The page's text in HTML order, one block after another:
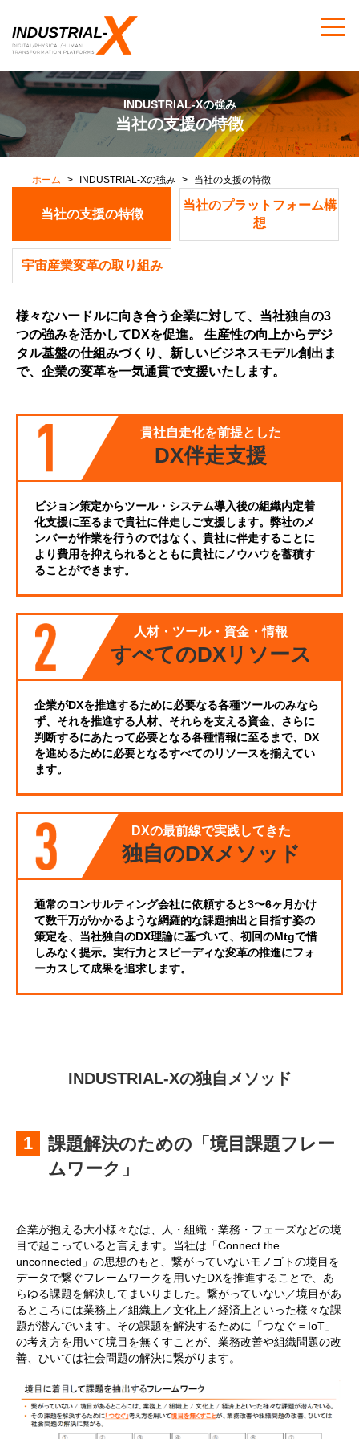
INDUSTRIAL-Xの強み
当社の支援の特徴
ホーム INDUSTRIAL-Xの強み 当社の支援の特徴
当社の支援の特徴
当社のプラットフォーム構
想
宇宙産業変革の取り組み
様々なハードルに向き合う企業に対して、当社独自の3
つの強みを活かしてDXを促進。 生産性の向上からデジ
タル基盤の仕組みづくり、新しいビジネスモデル創出ま
で、企業の変革を一気通貫で支援いたします。
貴社自走化を前提とした
DX伴走支援
ビジョン策定からツール・システム導入後の組織内定着
化支援に至るまで貴社に伴走しご支援します。弊社のメ
ンバーが作業を行うのではなく、貴社に伴走することに
より費用を抑えられるとともに貴社にノウハウを蓄積す
ることができます。
人材・ツール・資金・情報
すべてのDXリソース
企業がDXを推進するために必要なる各種ツールのみなら
ず、それを推進する人材、それらを支える資金、さらに
判断するにあたって必要となる各種情報に至るまで、DX
を進めるために必要となるすべてのリソースを揃えてい
ます。
DXの最前線で実践してきた
独自のDXメソッド
通常のコンサルティング会社に依頼すると3〜6ヶ月かけ
て数千万がかかるような網羅的な課題抽出と目指す姿の
策定を、当社独自のDX理論に基づいて、初回のMtgで惜
しみなく提示。実行力とスピーディな変革の推進にフォ
ーカスして成果を追求します。
INDUSTRIAL-Xの独自メソッド
課題解決のための「境目課題フレー
ムワーク」
企業が抱える大小様々なは、人・組織・業務・フェーズなどの境
目で起こっていると言えます。当社は「Connect the
unconnected」の思想のもと、繋がっていないモノゴトの境目を
データで繋ぐフレームワークを用いたDXを推進することで、あ
らゆる課題を解決してまいりました。繋がっていない／境目があ
るところには業務上／組織上／文化上／経済上といった様々な課
題が潜んでいます。その課題を解決するために「つなぐ＝IoT」
の考え方を用いて境目を無くすことが、業務改善や組織問題の改
善、ひいては社会問題の解決に繋がります。